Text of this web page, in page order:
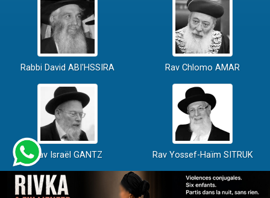
Rabbi David ABI'HSSIRA Rav Chlomo AMAR
Rav Israël GANTZ Rav Yossef-Haïm SITRUK